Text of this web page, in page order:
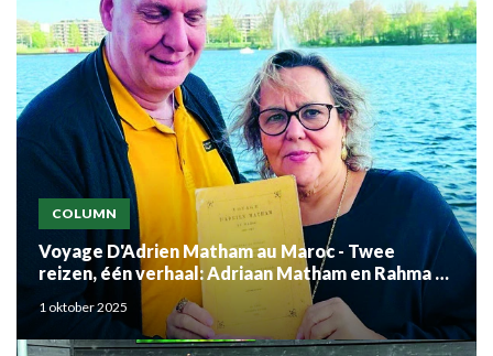
COLUMN
Voyage D'Adrien Matham au Maroc - Twee
reizen, één verhaal: Adriaan Matham en Rahma el
Mouden
1 oktober 2025